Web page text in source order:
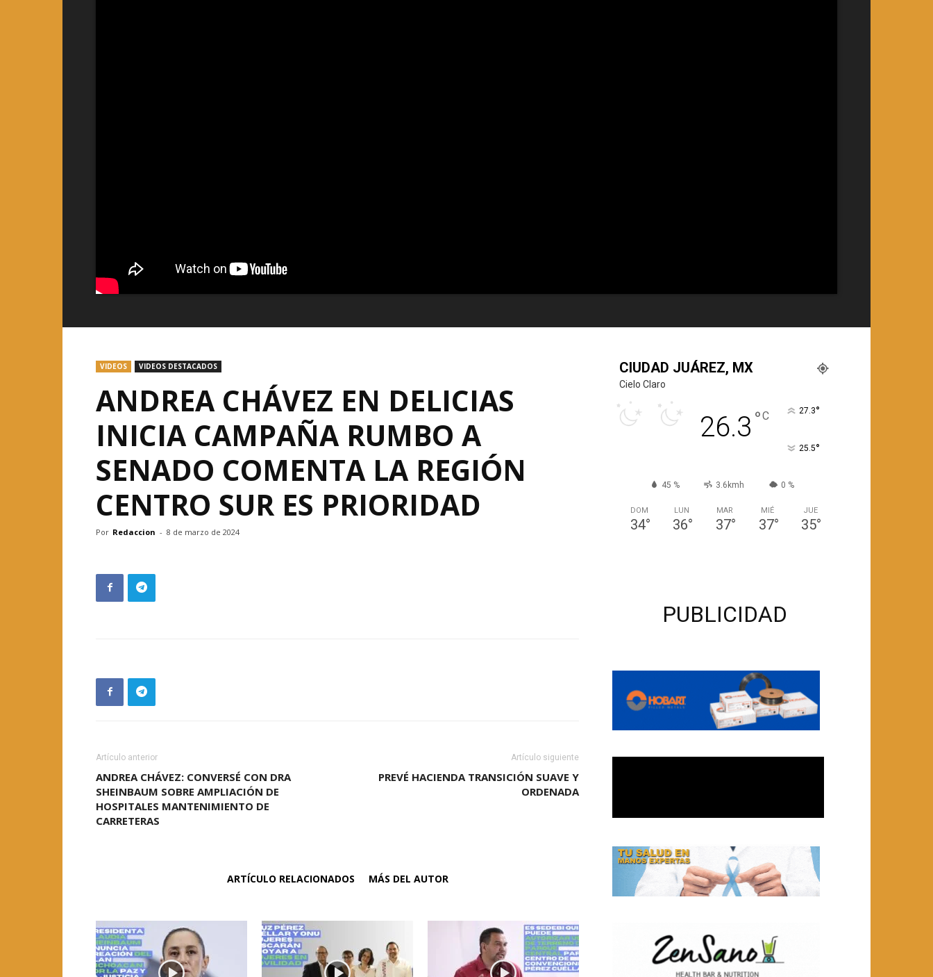
VIDEOS VIDEOS DESTACADOS
ANDREA CHÁVEZ EN DELICIAS
INICIA CAMPAÑA RUMBO A
SENADO COMENTA LA REGIÓN
CENTRO SUR ES PRIORIDAD
Por Redaccion - 8 de marzo de 2024
Artículo anterior
ANDREA CHÁVEZ: CONVERSÉ CON DRA
SHEINBAUM SOBRE AMPLIACIÓN DE
HOSPITALES MANTENIMIENTO DE
CARRETERAS
Artículo siguiente
PREVÉ HACIENDA TRANSICIÓN SUAVE Y
ORDENADA
ARTÍCULO RELACIONADOS MÁS DEL AUTOR
CIUDAD JUÁREZ, MX
Cielo Claro
26.3 °C 27.3°
25.5°
45 % 3.6kmh 0 %
DOM
34°
LUN
36°
MAR
37°
MIÉ
37°
JUE
35°
PUBLICIDAD